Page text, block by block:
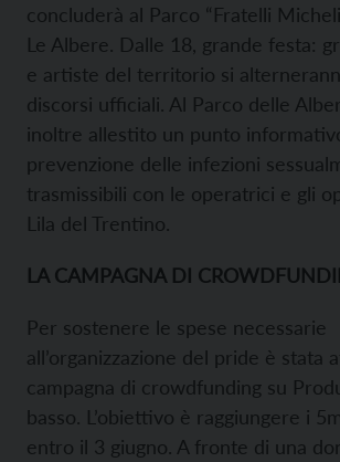
concluderà al Parco “Fratelli
Le Albere. Dalle 18, grande festa:
e artiste del territorio si
discorsi ufficiali. Al Parco delle
inoltre allestito un punto
prevenzione delle infezioni
trasmissibili con le operatrici e gli
Lila del Trentino.
LA CAMPAGNA DI
Per sostenere le spese necessarie
all’organizzazione del pride è stata
campagna di crowdfunding su
basso. L’obiettivo è raggiungere i
entro il 3 giugno. A fronte di una